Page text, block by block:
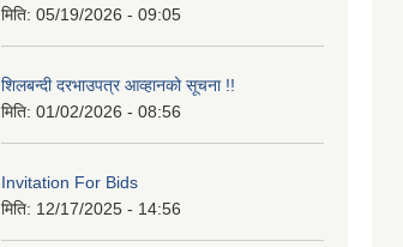
मिति: 05/19/2026 - 09:05
शिलबन्दी दरभाउपत्र आव्हानको सूचना !!
मिति: 01/02/2026 - 08:56
Invitation For Bids
मिति: 12/17/2025 - 14:56